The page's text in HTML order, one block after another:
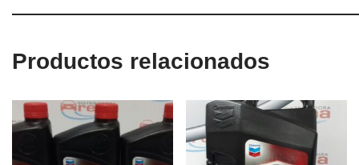
Productos relacionados